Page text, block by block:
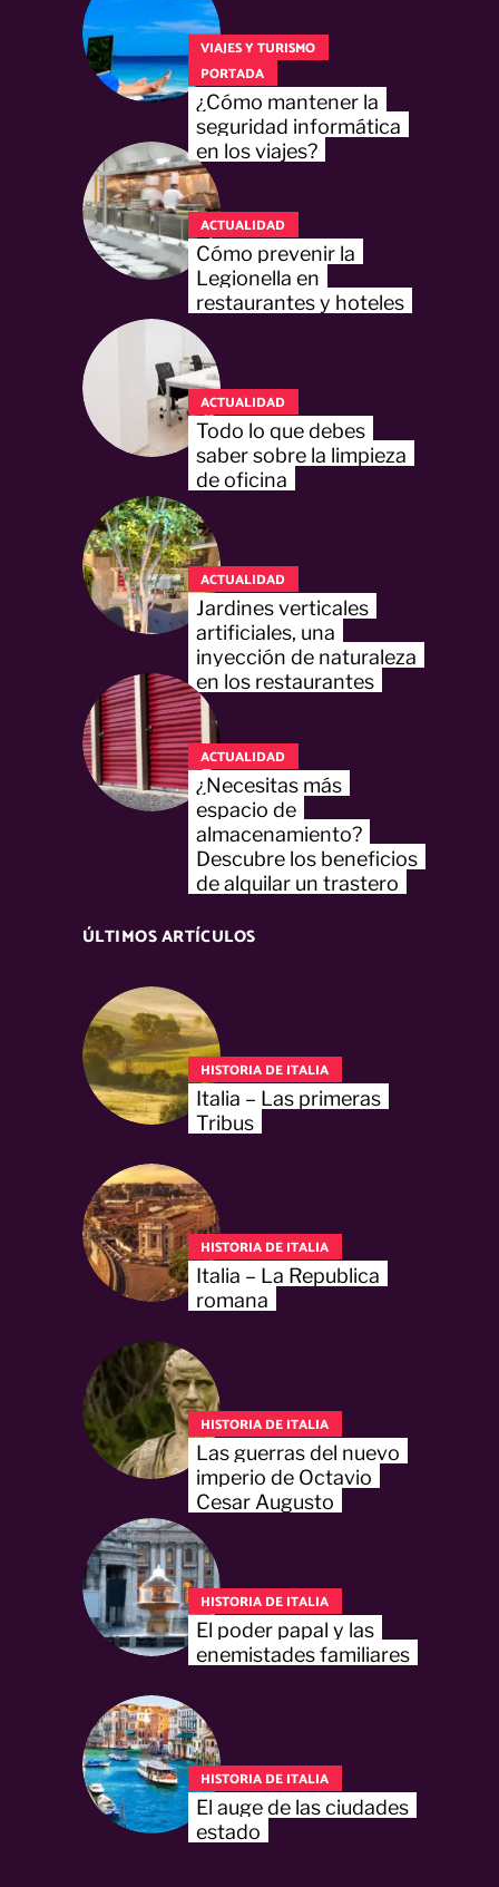
VIAJES Y TURISMO
PORTADA
¿Cómo mantener la
seguridad informática
en los viajes?
ACTUALIDAD
Cómo prevenir la
Legionella en
restaurantes y hoteles
ACTUALIDAD
Todo lo que debes
saber sobre la limpieza
de oficina
ACTUALIDAD
Jardines verticales
artificiales, una
inyección de naturaleza
en los restaurantes
ACTUALIDAD
¿Necesitas más
espacio de
almacenamiento?
Descubre los beneficios
de alquilar un trastero
ÚLTIMOS ARTÍCULOS
HISTORIA DE ITALIA
Italia – Las primeras
Tribus
HISTORIA DE ITALIA
Italia – La Republica
romana
HISTORIA DE ITALIA
Las guerras del nuevo
imperio de Octavio
Cesar Augusto
HISTORIA DE ITALIA
El poder papal y las
enemistades familiares
HISTORIA DE ITALIA
El auge de las ciudades
estado